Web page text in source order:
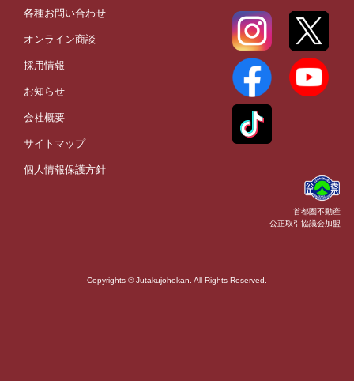
各種お問い合わせ
オンライン商談
採用情報
お知らせ
会社概要
サイトマップ
個人情報保護方針
首都圏不動産
公正取引協議会加盟
Copyrights © Jutakujohokan. All Rights Reserved.